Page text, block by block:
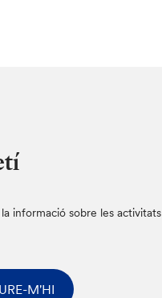
informació sobre les activitats
M'HI